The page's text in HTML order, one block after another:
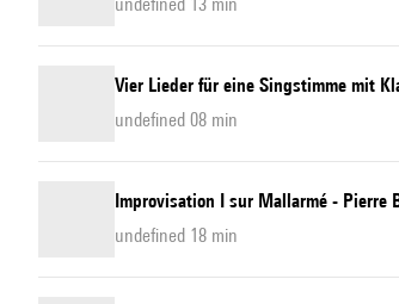
undefined 13 min
Vier Lieder für eine Singstimme mit
undefined 08 min
Improvisation I sur Mallarmé - Pierre
undefined 18 min